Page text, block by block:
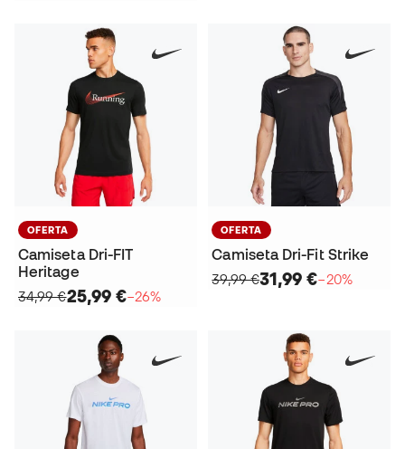
OFERTA
Camiseta Dri-FIT
Heritage
34,99 €25,99 €−26%
OFERTA
Camiseta Dri-Fit Strike
39,99 €31,99 €−20%